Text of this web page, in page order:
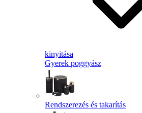
kinyitása
Gyerek poggyász
Rendszerezés és takarítás